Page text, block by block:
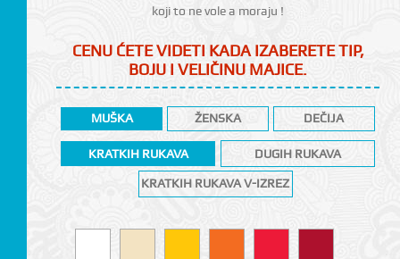
koji to ne vole a moraju !
CENU ĆETE VIDETI KADA IZABERETE TIP,
BOJU I VELIČINU MAJICE.
MUŠKA ŽENSKA DEČIJA
KRATKIH RUKAVA DUGIH RUKAVA
KRATKIH RUKAVA V-IZREZ